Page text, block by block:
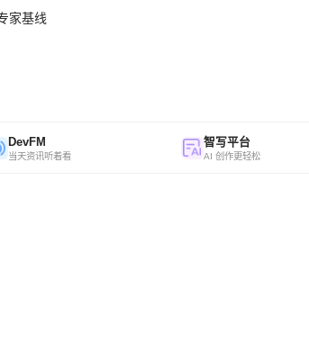
家基线
DevFM
当天资讯听着看
智写平台
AI 创作更轻松